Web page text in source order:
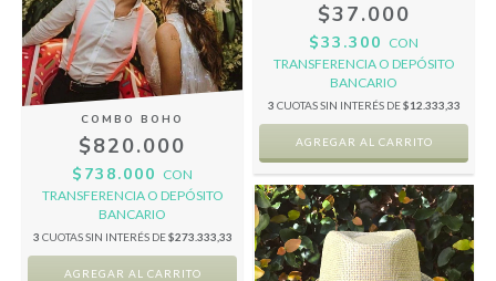
COMBO BOHO
$820.000
$738.000 CON
TRANSFERENCIA O DEPÓSITO
BANCARIO
3 CUOTAS SIN INTERÉS DE$273.333,33
$37.000
$33.300 CON
TRANSFERENCIA O DEPÓSITO
BANCARIO
3 CUOTAS SIN INTERÉS DE$12.333,33